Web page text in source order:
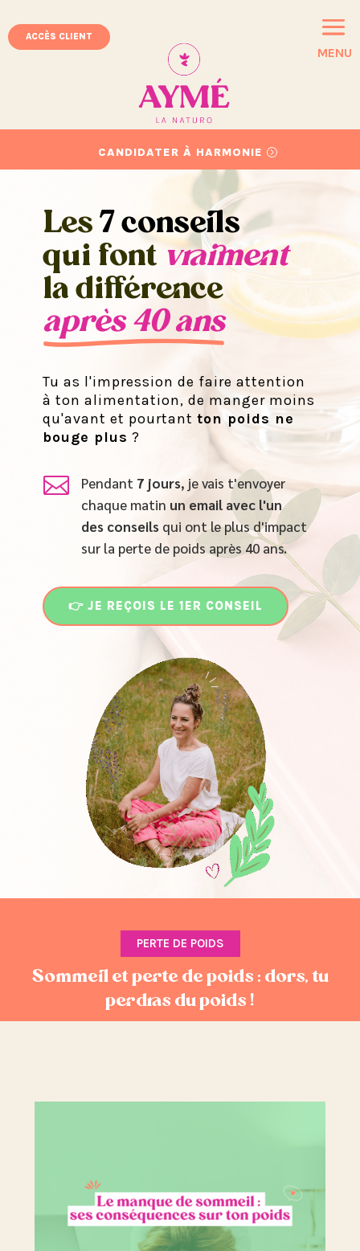
MENU
ACCÈS CLIENT
CANDIDATER À HARMONIE
Les7 conseils
qui font vraiment
la différence
après 40 ans
Tu as l'impression de faire attention
à ton alimentation, de manger moins
qu'avant et pourtantton poids ne
bouge plus ?
 Pendant 7 jours, je vais t'envoyer
chaque matin un email avec l'un
des conseils qui ont le plus d'impact
sur la perte de poids après 40 ans.
👉 JE REÇOIS LE 1ER CONSEIL
PERTE DE POIDS
Sommeil et perte de poids : dors, tu
perdras du poids !